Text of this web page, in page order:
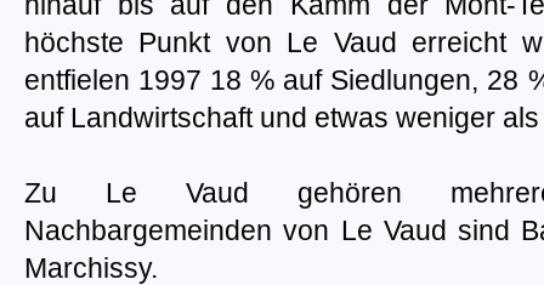
höchste Punkt von Le Vaud erreicht
entfielen 1997 18 % auf Siedlungen, 28
auf Landwirtschaft und etwas weniger
Zu Le Vaud gehören mehrere
Nachbargemeinden von Le Vaud sind
Marchissy.